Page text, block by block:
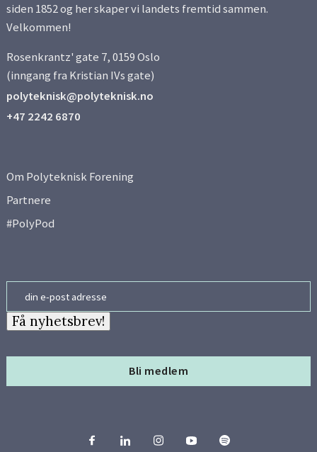
siden 1852 og her skaper vi landets fremtid sammen.
Velkommen!
Rosenkrantz' gate 7, 0159 Oslo
(inngang fra Kristian IVs gate)
polyteknisk@polyteknisk.no
+47 2242 6870
Om Polyteknisk Forening
Partnere
#PolyPod
Bli medlem
Få nyhetsbrev!